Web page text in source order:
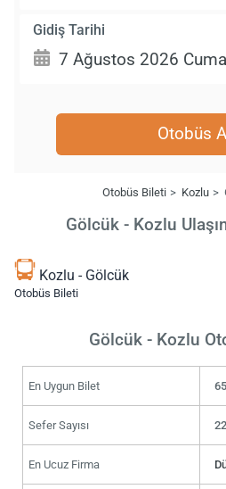
Gidiş Tarihi
Otobüs
Otobüs Bileti Kozlu
Gölcük - Kozlu
Kozlu - Gölcük
Otobüs Bileti
Gölcük - Kozlu
En Uygun Bilet
Sefer Sayısı 22
En Ucuz Firma